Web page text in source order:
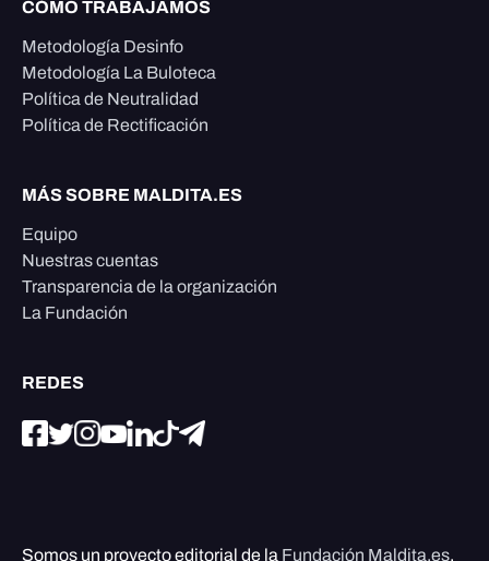
CÓMO TRABAJAMOS
Metodología Desinfo
Metodología La Buloteca
Política de Neutralidad
Política de Rectificación
MÁS SOBRE MALDITA.ES
Equipo
Nuestras cuentas
Transparencia de la organización
La Fundación
REDES
Somos un proyecto editorial de la Fundación Maldita.es,